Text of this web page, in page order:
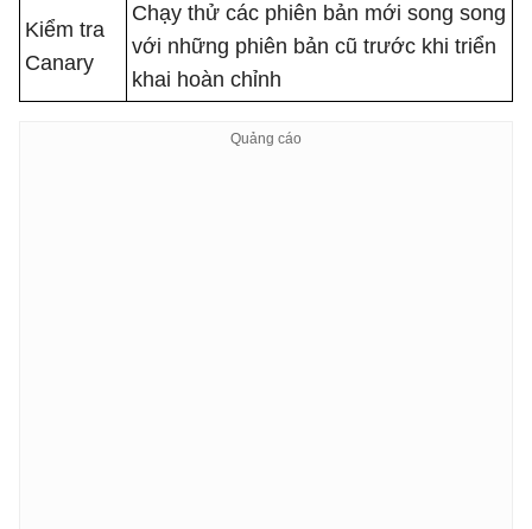
Kiểm tra
Canary
Chạy thử các phiên bản mới song song
với những phiên bản cũ trước khi triển
khai hoàn chỉnh